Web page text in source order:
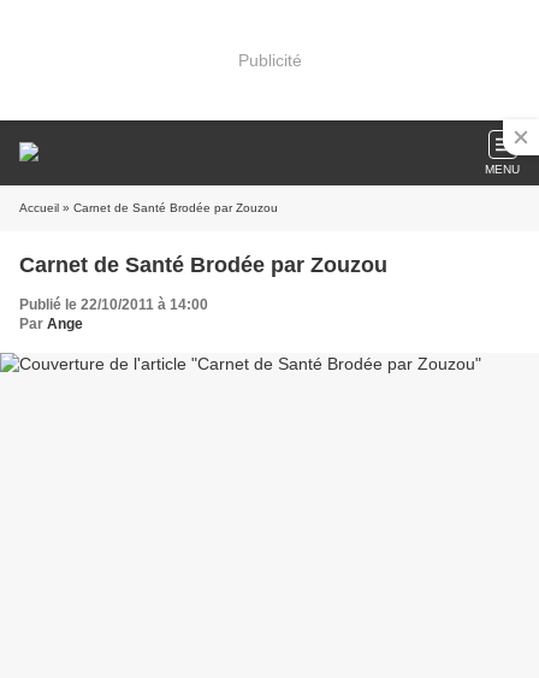
Publicité
MENU
Accueil » Carnet de Santé Brodée par Zouzou
Carnet de Santé Brodée par Zouzou
Publié le 22/10/2011 à 14:00
Par Ange